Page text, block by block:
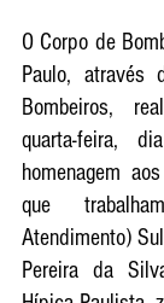
O Corpo de
Paulo, através
Bombeiros,
quarta-feira,
homenagem
que
Atendimento)
Pereira da